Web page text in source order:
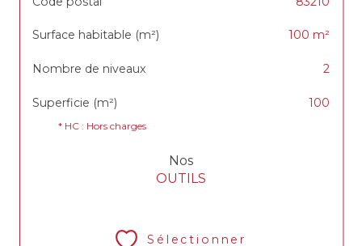
Surface habitable (m²) 100 m²
Nombre de niveaux 2
Superficie (m²) 100
* HC : Hors charges
Nos
OUTILS
Sélectionner